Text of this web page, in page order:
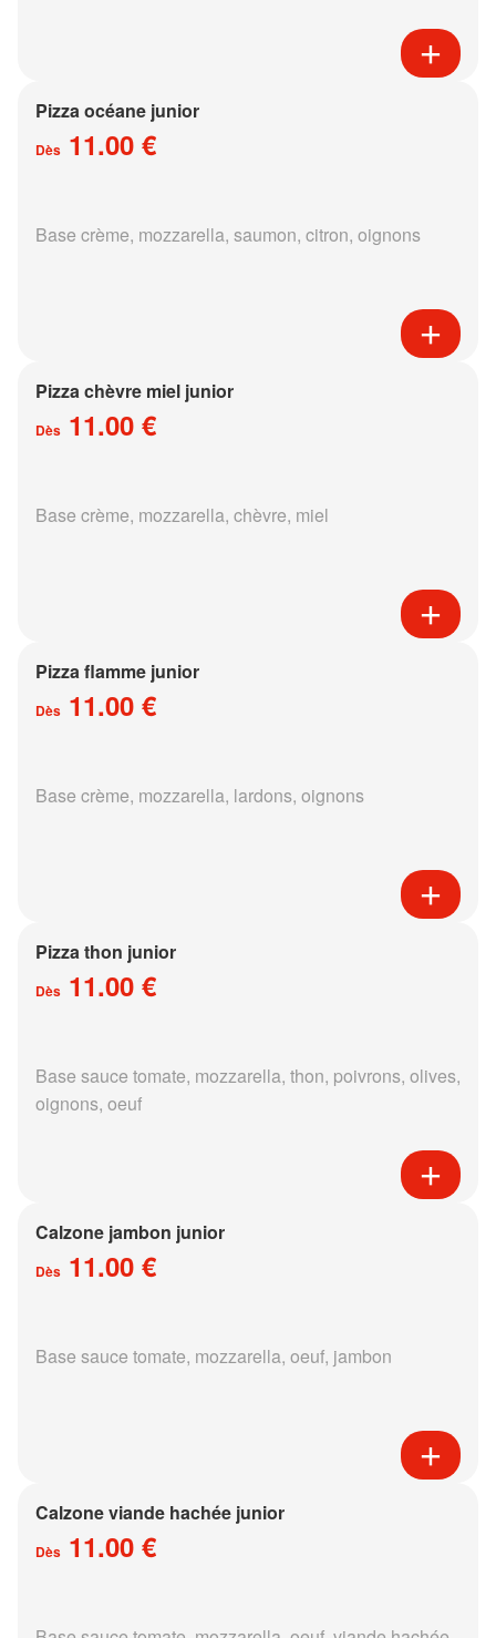
Pizza océane junior
Dès 11.00 €
Base crème, mozzarella, saumon, citron, oignons
Pizza chèvre miel junior
Dès 11.00 €
Base crème, mozzarella, chèvre, miel
Pizza flamme junior
Dès 11.00 €
Base crème, mozzarella, lardons, oignons
Pizza thon junior
Dès 11.00 €
Base sauce tomate, mozzarella, thon, poivrons, olives,
oignons, oeuf
Calzone jambon junior
Dès 11.00 €
Base sauce tomate, mozzarella, oeuf, jambon
Calzone viande hachée junior
Dès 11.00 €